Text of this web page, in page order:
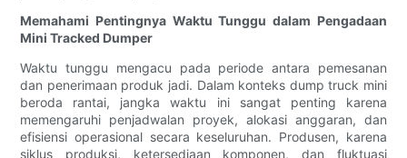
Memahami Pentingnya Waktu Tunggu dalam Pengadaan
Mini Tracked Dumper
Waktu tunggu mengacu pada periode antara pemesanan
dan penerimaan produk jadi. Dalam konteks dump truck mini
beroda rantai, jangka waktu ini sangat penting karena
memengaruhi penjadwalan proyek, alokasi anggaran, dan
efisiensi operasional secara keseluruhan. Produsen, karena
siklus produksi, ketersediaan komponen, dan fluktuasi